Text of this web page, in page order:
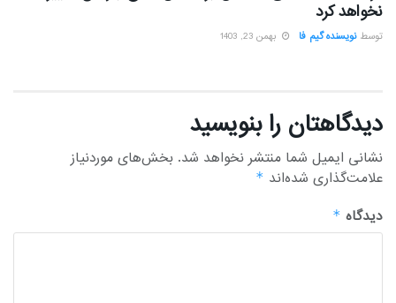
نخواهد کرد
توسط نویسنده گیم فا بهمن 23, 1403
دیدگاهتان را بنویسید
نشانی ایمیل شما منتشر نخواهد شد. بخش‌های موردنیاز
علامت‌گذاری شده‌اند *
دیدگاه *